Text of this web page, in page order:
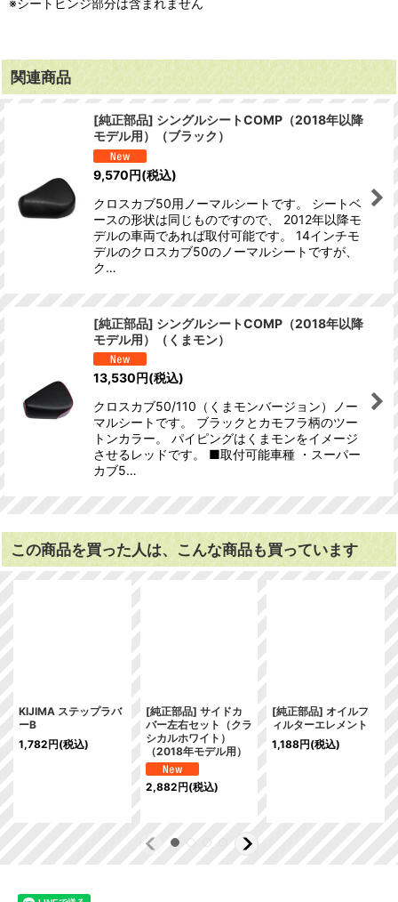
※シートヒンジ部分は含まれません
関連商品
[純正部品] シングルシートCOMP（2018年以降
モデル用）（ブラック）
9,570円(税込)
クロスカブ50用ノーマルシートです。 シートベ
ースの形状は同じものですので、 2012年以降モ
デルの車両であれば取付可能です。 14インチモ
デルのクロスカブ50のノーマルシートですが、
ク…
[純正部品] シングルシートCOMP（2018年以降
モデル用）（くまモン）
13,530円(税込)
クロスカブ50/110（くまモンバージョン）ノー
マルシートです。 ブラックとカモフラ柄のツー
トンカラー。 パイピングはくまモンをイメージ
させるレッドです。 ■取付可能車種 ・スーパー
カブ5…
この商品を買った人は、こんな商品も買っています
KIJIMA ステップラバ
ーB
1,782円(税込)
[純正部品] サイドカ
バー左右セット（クラ
シカルホワイト）
（2018年モデル用）
2,882円(税込)
[純正部品] オイルフ
ィルターエレメント
1,188円(税込)